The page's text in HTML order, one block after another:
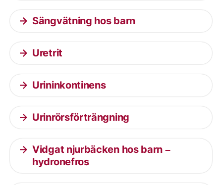
Sängvätning hos barn
Uretrit
Urininkontinens
Urinrörsförträngning
Vidgat njurbäcken hos barn –
hydronefros